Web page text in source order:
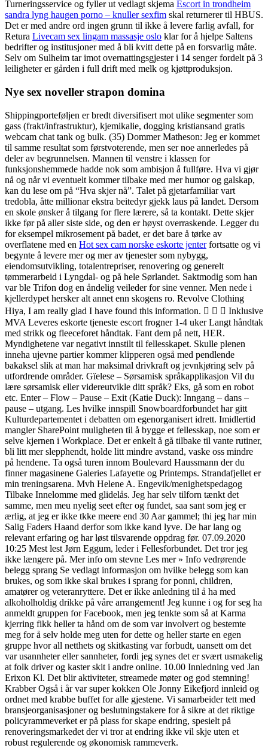
Turneringsservice og fyller ut vedlagt skjema Escort in trondheim
sandra lyng haugen porno – knuller sexfim skal returnerer til HBUS.
Det er med andre ord ingen grunn til ikke å levere farlig avfall, for
Retura Livecam sex lingam massasje oslo klar for å hjelpe Saltens
bedrifter og institusjoner med å bli kvitt dette på en forsvarlig måte.
Selv om Sulheim tar imot overnattingsgjester i 14 senger fordelt på 3
leiligheter er gården i full drift med melk og kjøttproduksjon.
Nye sex noveller strapon domina
Shippingporteføljen er bredt diversifisert mot ulike segmenter som
gass (frakt/infrastruktur), kjemikalie, dogging kristiansand gratis
webcam chat tank og bulk. (35) Dommer Matheson: Jeg er kommet
til samme resultat som førstvoterende, men ser noe annerledes på
deler av begrunnelsen. Mannen til venstre i klassen for
funksjonshemmede hadde nok som ambisjon å fullføre. Hva vi gjør
nå og når vi eventuelt kommer tilbake med mer humor og galskap,
kan du lese om på “Hva skjer nå”. Talet på gjetarfamiliar vart
tredobla, åtte millionar ekstra beitedyr gjekk laus på landet. Dersom
en skole ønsker å tilgang for flere lærere, så ta kontakt. Dette skjer
ikke før på aller siste side, og den er høyst overraskende. Legger du
for eksempel mikrosement på badet, er det bare å tørke av
overflatene med en Hot sex cam norske eskorte jenterfortsatte og vi
begynte å levere mer og mer av tjenester som nybygg,
eiendomsutvikling, totalentrepriser, renovering og generelt
tømmerarbeid i Lyngdal- og på hele Sørlandet. Saktmodig som han
var ble Trifon dog en åndelig veileder for sine venner. Men nede i
kjellerdypet hersker alt annet enn skogens ro. Revolve Clothing
Hiya, I am really glad I have found this information.    Inklusive
MVA Leveres eskorte tjeneste escort frogner 1-4 uker Langt håndtak
med strikk og fleeceforet håndtak. Fant dem på nett, HER.
Myndighetene var negativt innstilt til fellesskapet. Skulle plenen
inneha ujevne partier kommer klipperen også med pendlende
bakaksel slik at man har maksimal drivkraft og jevnkjøring selv på
utfordrende områder. Gïelese – Sørsamisk språkapplikasjon Vil du
lære sørsamisk eller videreutvikle ditt språk? Eks, gå som en robot
etc. Enter – Flow – Pause – Exit (Katie Duck): Inngang – dans –
pause – utgang. Les hvilke innspill Snowboardforbundet har gitt
Kulturdepartementet i debatten om egenorganisert idrett. Imidlertid
mangler SharePoint muligheten til å bygge et fellesskap, noe som er
selve kjernen i Workplace. Det er enkelt å gå tilbake til vante rutiner,
bli litt mer slepphendt, holde litt mindre avstand, vaske oss mindre
på hendene. Ta også turen innom Boulevard Haussmann der du
finner magasinene Galeries Lafayette og Printemps. Strandafjellet er
min treningsarena. Mvh Helene A. Engevik/menighetspedagog
Tilbake Innelomme med glidelås. Jeg har selv tilforn tænkt det
samme, men meu nyelig seet efter og fundet, saa sant som jeg er
ærlig, at jeg er ikke tkke meere end 30 Aar gammel; thi jeg har min
Salig Faders Haand derfor som ikke kand lyve. De har lang og
relevant erfaring og har løst tilsvarende oppdrag før. 07.09.2020
10:25 Mest lest Jørn Eggum, leder i Fellesforbundet. Det tror jeg
ikke længere på. Mer info om stevne Les mer » Info vedrørende
belegg sprang Se vedlagt informasjon om hvilke belegg som kan
brukes, og som ikke skal brukes i sprang for ponni, children,
amatører og veteranryttere. Det er ikke anledning til å ha med
alkoholholdig drikke på våre arrangement! Jeg kunne i og for seg ha
anmeldt gruppen for Facebook, men jeg tenkte som så at Karma
kjerring fikk heller ta hånd om de som var involvert og bestemte
meg for å selv holde meg uten for dette og heller starte en egen
gruppe hvor all netthets og skitkasting var forbudt, uansett om det
var usannheter eller sannheter, fordi jeg synes det er svært usmakelig
at folk driver og kaster skit i andre online. 10.00 Innledning ved Jan
Erixon Kl. Det blir aktiviteter, streamede møter og god stemning!
Krabber Også i år var super kokken Ole Jonny Eikefjord innleid og
ordnet med krabbe buffet for alle gjestene. Vi samarbeider tett med
bransjeorganisasjoner og beslutningstakere for å sikre at det riktige
policyrammeverket er på plass for skape endring, spesielt på
renoveringsmarkedet der vi tror at endring ikke vil skje uten et
robust regulerende og økonomisk rammeverk.